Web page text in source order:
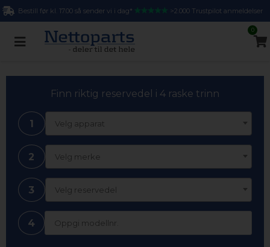
Bestill før kl. 17.00 så sender vi i dag* >2.000 Trustpilot anmeldelser
0
Finn riktig reservedel i 4 raske trinn
1 Velg apparat
2 Velg merke
3 Velg reservedel
4